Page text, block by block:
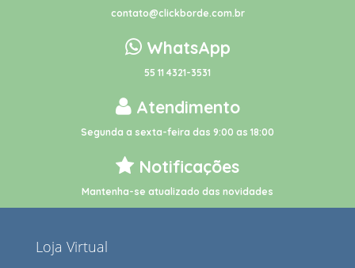
contato@clickborde.com.br
WhatsApp
55 11 4321-3531
Atendimento
Segunda a sexta-feira das 9:00 as 18:00
Notificações
Mantenha-se atualizado das novidades
Loja Virtual